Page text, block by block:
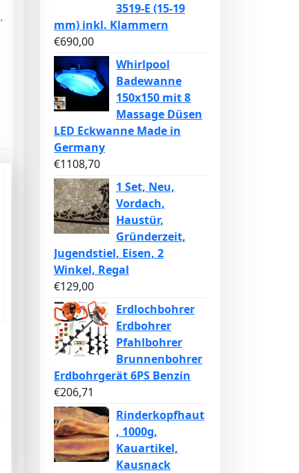
3519-E (15-19
mm) inkl. Klammern
€690,00
Whirlpool
Badewanne
150x150 mit 8
Massage Düsen
LED Eckwanne Made in
Germany
€1108,70
1 Set, Neu,
Vordach,
Haustür,
Gründerzeit,
Jugendstiel, Eisen, 2
Winkel, Regal
€129,00
Erdlochbohrer
Erdbohrer
Pfahlbohrer
Brunnenbohrer
Erdbohrgerät 6PS Benzin
€206,71
Rinderkopfhaut
, 1000g,
Kauartikel,
Kausnack